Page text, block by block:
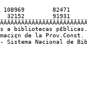
82471
32152
a bibliotecas p£blicas.
de la Prov.Const.